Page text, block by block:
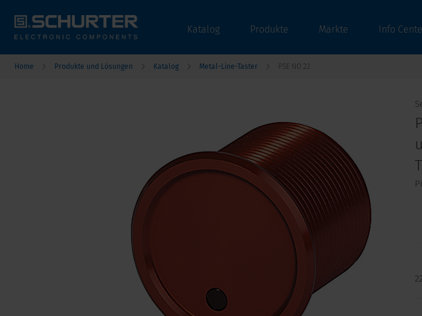
Katalog Produkte Märkte Info
Home Produkte und Lösungen Katalog Metal-Line-Taster PSE NO 22